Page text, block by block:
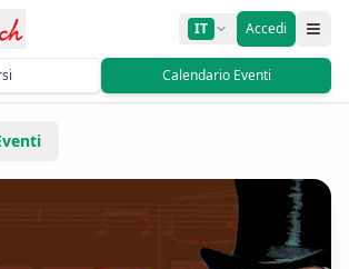
IT Accedi
Calendario Eventi